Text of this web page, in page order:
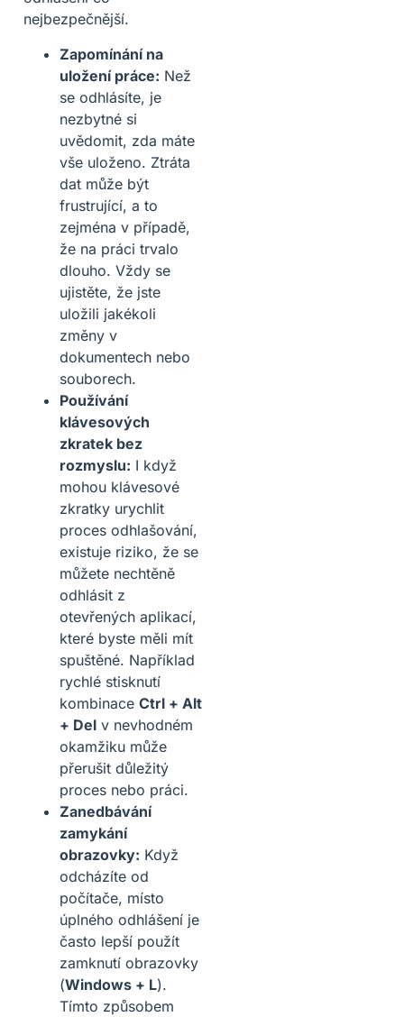
nejbezpečnější.
Zapomínání na
uložení práce: Než
se odhlásíte, je
nezbytné si
uvědomit, zda máte
vše uloženo. Ztráta
dat může být
frustrující, a to
zejména v případě,
že na práci trvalo
dlouho. Vždy se
ujistěte, že jste
uložili jakékoli
změny v
dokumentech nebo
souborech.
Používání
klávesových
zkratek bez
rozmyslu: I když
mohou klávesové
zkratky urychlit
proces odhlašování,
existuje riziko, že se
můžete nechtěně
odhlásit z
otevřených aplikací,
které byste měli mít
spuštěné. Například
rychlé stisknutí
kombinace Ctrl + Alt
+ Del v nevhodném
okamžiku může
přerušit důležitý
proces nebo práci.
Zanedbávání
zamykání
obrazovky: Když
odcházíte od
počítače, místo
úplného odhlášení je
často lepší použít
zamknutí obrazovky
(Windows + L).
Tímto způsobem